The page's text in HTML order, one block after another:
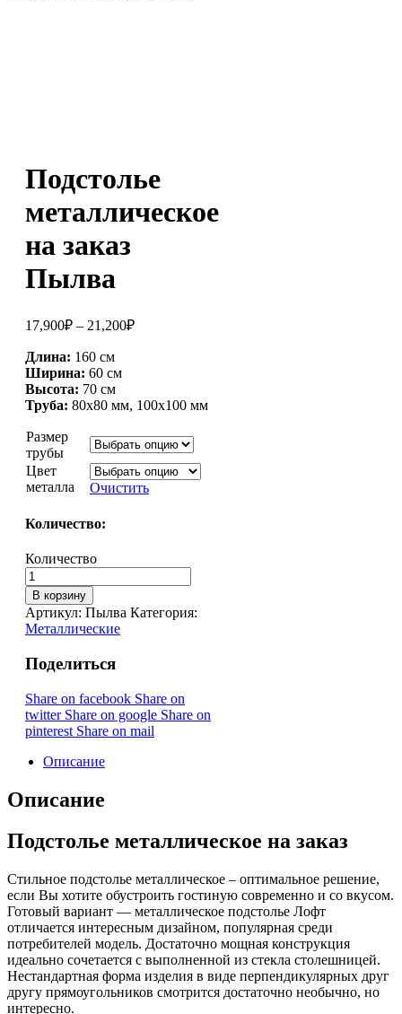
Подстолье
металлическое
на заказ
Пылва
17,900₽ – 21,200₽
Длина: 160 см
Ширина: 60 см
Высота: 70 см
Труба: 80х80 мм, 100х100 мм
Размер
трубы
Цвет
металла
Очистить
Количество:
Количество
В корзину
Артикул: Пылва Категория:
Металлические
Поделиться
Share on facebook Share on
twitter Share on google Share on
pinterest Share on mail
Описание
Описание
Подстолье металлическое на заказ
Стильное подстолье металлическое – оптимальное решение,
если Вы хотите обустроить гостиную современно и со вкусом.
Готовый вариант — металлическое подстолье Лофт
отличается интересным дизайном, популярная среди
потребителей модель. Достаточно мощная конструкция
идеально сочетается с выполненной из стекла столешницей.
Нестандартная форма изделия в виде перпендикулярных друг
другу прямоугольников смотрится достаточно необычно, но
интересно.